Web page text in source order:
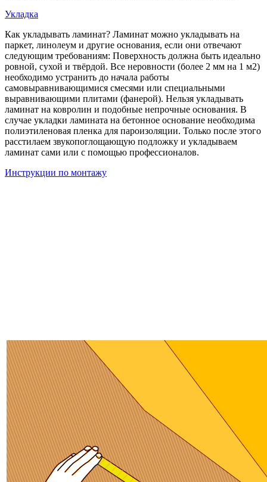
Укладка
Как укладывать ламинат? Ламинат можно укладывать на
паркет, линолеум и другие основания, если они отвечают
следующим требованиям: Поверхность должна быть идеально
ровной, сухой и твёрдой. Все неровности (более 2 мм на 1 м2)
необходимо устранить до начала работы
самовыравнивающимися смесями или специальными
выравнивающими плитами (фанерой). Нельзя укладывать
ламинат на ковролин и подобные непрочные основания. В
случае укладки ламината на бетонное основание необходима
полиэтиленовая пленка для пароизоляции. Только после этого
расстилаем звукопоглощающую подложку и укладываем
ламинат сами или с помощью профессионалов.
Инструкции по монтажу